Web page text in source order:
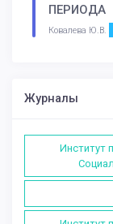
ПЕРИОДА
Ковалева Ю.В.
Журналы
Институт